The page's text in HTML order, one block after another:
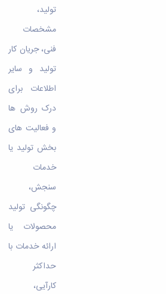
تولید،
مشخصات
فنی، جریان کار
تولید و سایر
اطلاعات برای
درک روش ها
و فعالیت های
بخش تولید یا
خدمات
سنجش،
چگونگی تولید
محصولات یا
ارائه خدمات با
حداکثر
کارآیی،